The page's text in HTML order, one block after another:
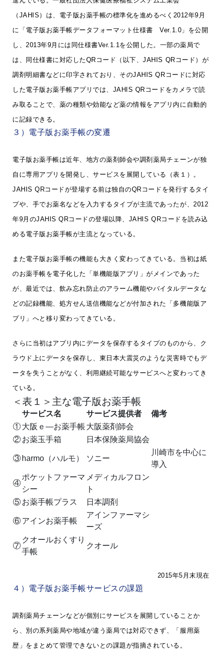
（JAHIS）は、電子版お薬手帳の標準化を進めるべく2012年9月
に「電子版お薬手帳データフォーマット仕様書 Ver.1.0」を公開
し、2013年9月には同仕様書Ver.1.1を公開した。一部の薬局で
は、同仕様書に対応したQRコード（以下、JAHIS QRコード）が
調剤明細書などに印字されており、そのJAHIS QRコードに対応
した電子版お薬手帳アプリでは、JAHIS QRコードをカメラで読
み取ることで、薬の種類や効能など薬の情報をアプリ内に自動的
に記録できる。
３）電子版お薬手帳の変遷
電子版お薬手帳は近年、地方の薬剤師会や調剤薬局チェーンが独
自に専用アプリを開発し、サービスを展開している（表１）。
JAHIS QRコードが登場する前は独自のQRコードを発行するタイ
プや、手でお薬名などを入力するタイプが主流であったが、2012
年9月のJAHIS QRコードの登場以降、JAHIS QRコードを読み込
める電子版お薬手帳が主流となっている。
また電子版お薬手帳の機能も大きく変わってきている。当初は紙
のお薬手帳を電子化した「単機能版アプリ」がメインであった
が、最近では、飲み忘れ防止のアラーム機能やバイタルデータな
どの記録機能、処方せん送信機能などが付加された「多機能版ア
プリ」へと移り変わってきている。
さらに当初はアプリ内にデータを保存するタイプのものから、ク
ラウド上にデータを保存し、東日本大震災のような災害時でもデ
ータを失うことがなく、利用継続可能なサービスへと変わってき
ている。
＜表１＞主な電子版お薬手帳
サービス名 サービス提供者
備考
①大阪ｅ―お薬手帳 大阪薬剤師会
②お薬玉手箱 日本保険薬局協会
③ harmo（ハルモ） ソニー
川崎市を中心に
導入
④
ポケットファーマ
シー
メディカルフロン
ト
⑤お薬手帳プラス 日本調剤
⑥アインお薬手帳
アインファーマシ
ーズ
⑦
クオールおくすり
手帳
クオール
2015年5月末現在
４）電子版お薬手帳サービスの課題
調剤薬局チェーンなどが個別にサービスを展開していることか
ら、別の系列薬局や地域が違う薬局では対応できず、「服用薬
歴」をまとめて管理できないとの課題が指摘されている。